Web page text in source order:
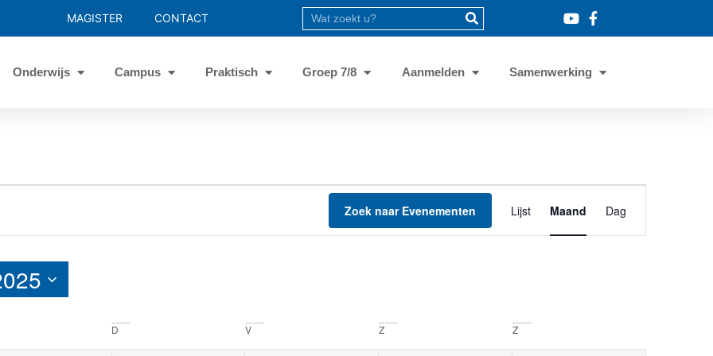
MAGISTER CONTACT
Onderwijs Campus Praktisch Groep 7/8 Aanmelden Samenwerking
Zoek naar Evenementen
weergaven
Lijst Maand Dag
D V Z Z